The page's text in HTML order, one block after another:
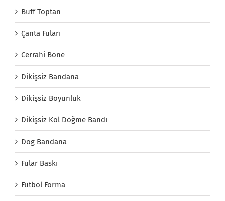
Buff Toptan
Çanta Fuları
Cerrahi Bone
Dikişsiz Bandana
Dikişsiz Boyunluk
Dikişsiz Kol Döğme Bandı
Dog Bandana
Fular Baskı
Futbol Forma